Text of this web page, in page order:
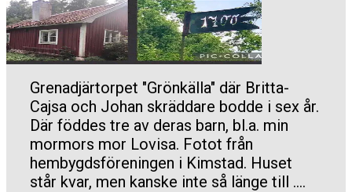
Grenadjärtorpet "Grönkälla" där Britta-
Cajsa och Johan skräddare bodde i sex år.
Där föddes tre av deras barn, bl.a. min
mormors mor Lovisa. Fotot från
hembygdsföreningen i Kimstad. Huset
står kvar, men kanske inte så länge till ....